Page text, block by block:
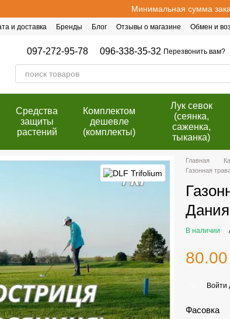
Минимальная сумма
и доставка Бренды Блог Отзывы о магазине Обмен и
097-272-95-78 096-338-35-32 Перезвонить вам?
Cредства
защиты
растений
Комплектом
дешевле
(комплекты)
Лук севок
(сеянка,
саженка,
тыканка)
Главная
Газонная
Дания
В наличии
80.00
Войти
Фасовка